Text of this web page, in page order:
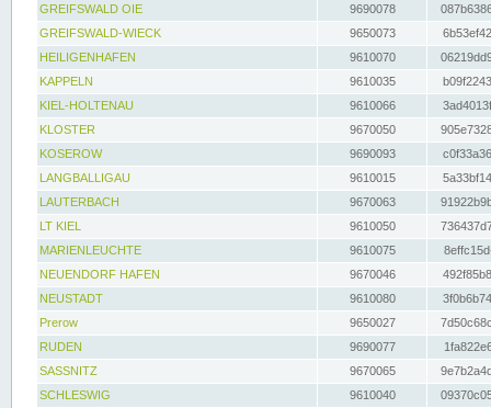
GREIFSWALD OIE
9690078
GREIFSWALD-WIECK
9650073
HEILIGENHAFEN
9610070
KAPPELN
9610035
KIEL-HOLTENAU
9610066
KLOSTER
9670050
KOSEROW
9690093
LANGBALLIGAU
9610015
LAUTERBACH
9670063
LT KIEL
9610050
MARIENLEUCHTE
9610075
NEUENDORF HAFEN
9670046
NEUSTADT
9610080
Prerow
9650027
RUDEN
9690077
SASSNITZ
9670065
SCHLESWIG
9610040